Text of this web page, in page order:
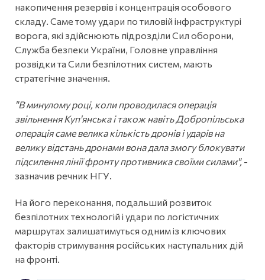
накопичення резервів і концентрація особового
складу. Саме тому удари по тиловій інфраструктурі
ворога, які здійснюють підрозділи Сил оборони,
Служба безпеки України, Головне управління
розвідки та Сили безпілотних систем, мають
стратегічне значення.
"В минулому році, коли проводилася операція
звільнення Куп'янська і також навіть Добропільська
операція саме велика кількість дронів і ударів на
велику відстань дронами вона дала змогу блокувати
підсилення лінії фронту противника своїми силами", -
зазначив речник НГУ.
На його переконання, подальший розвиток
безпілотних технологій і удари по логістичних
маршрутах залишатимуться одним із ключових
факторів стримування російських наступальних дій
на фронті.